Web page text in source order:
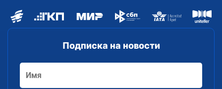
Подписка на новости